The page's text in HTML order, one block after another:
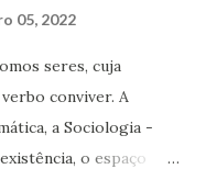
05, 2022
seres, cuja
conviver. A
a Sociologia -
o espaço